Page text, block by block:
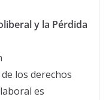
y la Pérdida
los derechos
es